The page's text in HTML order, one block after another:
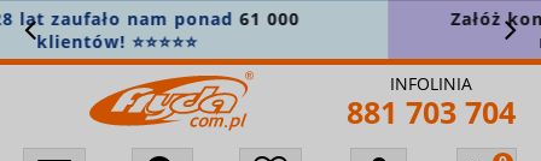
Załóż konto i zapisz się do newslettera, aby
nie przegapić nowości! 🎁
INFOLINIA
881 703 704